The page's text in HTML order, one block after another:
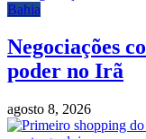
Bahia
Negociações
poder no Irã
agosto 8, 2026